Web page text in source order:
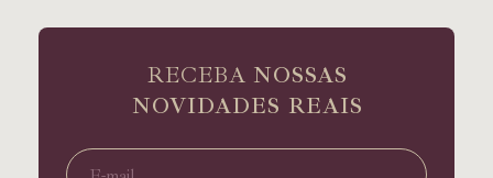
RECEBA NOSSAS
NOVIDADES REAIS